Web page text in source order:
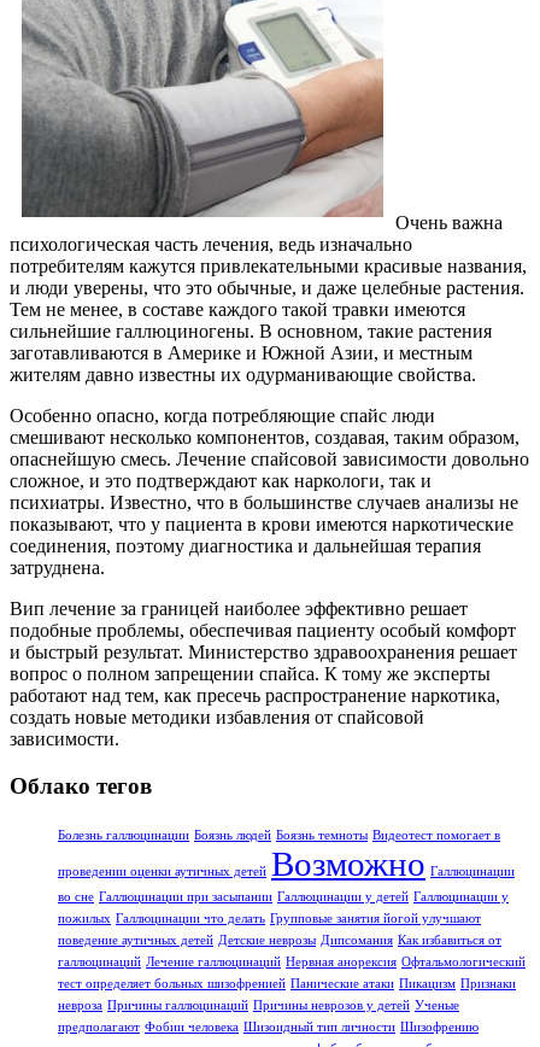
Очень важна
психологическая часть лечения, ведь изначально
потребителям кажутся привлекательными красивые названия,
и люди уверены, что это обычные, и даже целебные растения.
Тем не менее, в составе каждого такой травки имеются
сильнейшие галлюциногены. В основном, такие растения
заготавливаются в Америке и Южной Азии, и местным
жителям давно известны их одурманивающие свойства.
Особенно опасно, когда потребляющие спайс люди
смешивают несколько компонентов, создавая, таким образом,
опаснейшую смесь. Лечение спайсовой зависимости довольно
сложное, и это подтверждают как наркологи, так и
психиатры. Известно, что в большинстве случаев анализы не
показывают, что у пациента в крови имеются наркотические
соединения, поэтому диагностика и дальнейшая терапия
затруднена.
Вип лечение за границей наиболее эффективно решает
подобные проблемы, обеспечивая пациенту особый комфорт
и быстрый результат. Министерство здравоохранения решает
вопрос о полном запрещении спайса. К тому же эксперты
работают над тем, как пресечь распространение наркотика,
создать новые методики избавления от спайсовой
зависимости.
Облако тегов
Болезнь галлюцинации Боязнь людей Боязнь темноты Видеотест помогает в
проведении оценки аутичных детей Возможно Галлюцинации
во сне Галлюцинации при засыпании Галлюцинации у детей Галлюцинации у
пожилых Галлюцинации что делать Групповые занятия йогой улучшают
поведение аутичных детей Детские неврозы Дипсомания Как избавиться от
галлюцинаций Лечение галлюцинаций Нервная анорексия Офтальмологический
тест определяет больных шизофренией Панические атаки Пикацизм Признаки
невроза Причины галлюцинаций Причины неврозов у детей Ученые
предполагают Фобии человека Шизоидный тип личности Шизофрению